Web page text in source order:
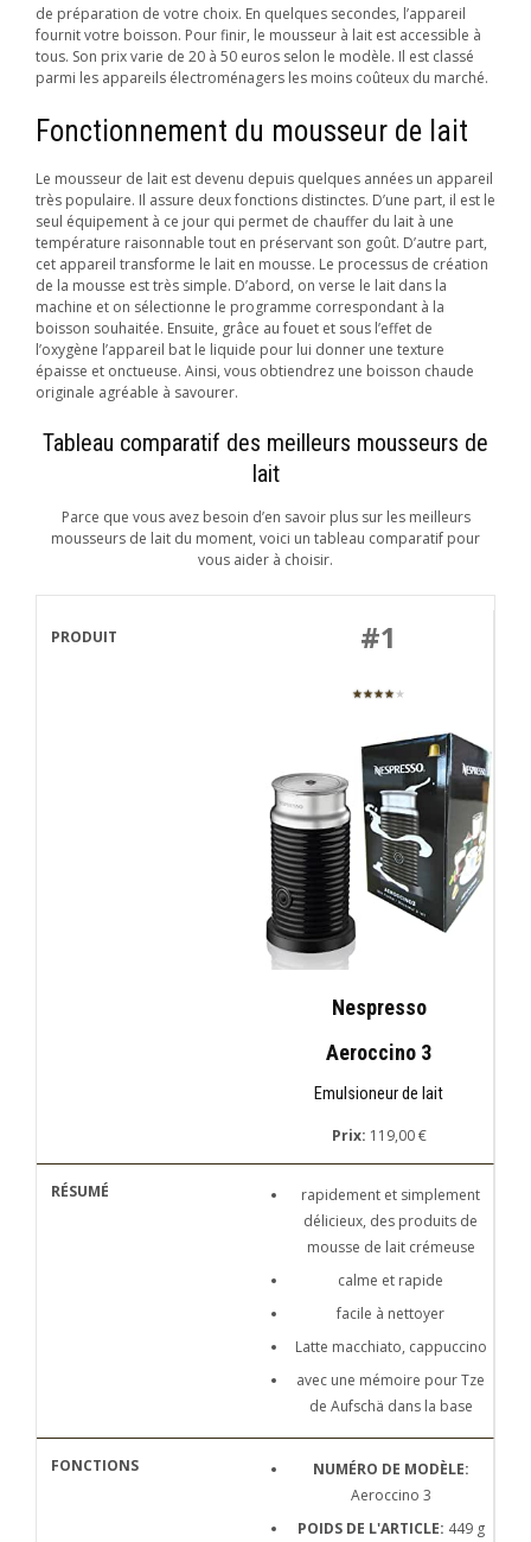
de préparation de votre choix. En quelques secondes, l’appareil
fournit votre boisson. Pour finir, le mousseur à lait est accessible à
tous. Son prix varie de 20 à 50 euros selon le modèle. Il est classé
parmi les appareils électroménagers les moins coûteux du marché.
Fonctionnement du mousseur de lait
Le mousseur de lait est devenu depuis quelques années un appareil
très populaire. Il assure deux fonctions distinctes. D’une part, il est le
seul équipement à ce jour qui permet de chauffer du lait à une
température raisonnable tout en préservant son goût. D’autre part,
cet appareil transforme le lait en mousse. Le processus de création
de la mousse est très simple. D’abord, on verse le lait dans la
machine et on sélectionne le programme correspondant à la
boisson souhaitée. Ensuite, grâce au fouet et sous l’effet de
l’oxygène l’appareil bat le liquide pour lui donner une texture
épaisse et onctueuse. Ainsi, vous obtiendrez une boisson chaude
originale agréable à savourer.
Tableau comparatif des meilleurs mousseurs de
lait
Parce que vous avez besoin d’en savoir plus sur les meilleurs
mousseurs de lait du moment, voici un tableau comparatif pour
vous aider à choisir.
#1
★★★★★
Nespresso
Aeroccino 3
Emulsioneur de lait
Prix: 119,00 €
rapidement et simplement
délicieux, des produits de
mousse de lait crémeuse
calme et rapide
facile à nettoyer
Latte macchiato, cappuccino
avec une mémoire pour Tze
de Aufschä dans la base
NUMÉRO DE MODÈLE:
Aeroccino 3
POIDS DE L'ARTICLE: 449 g